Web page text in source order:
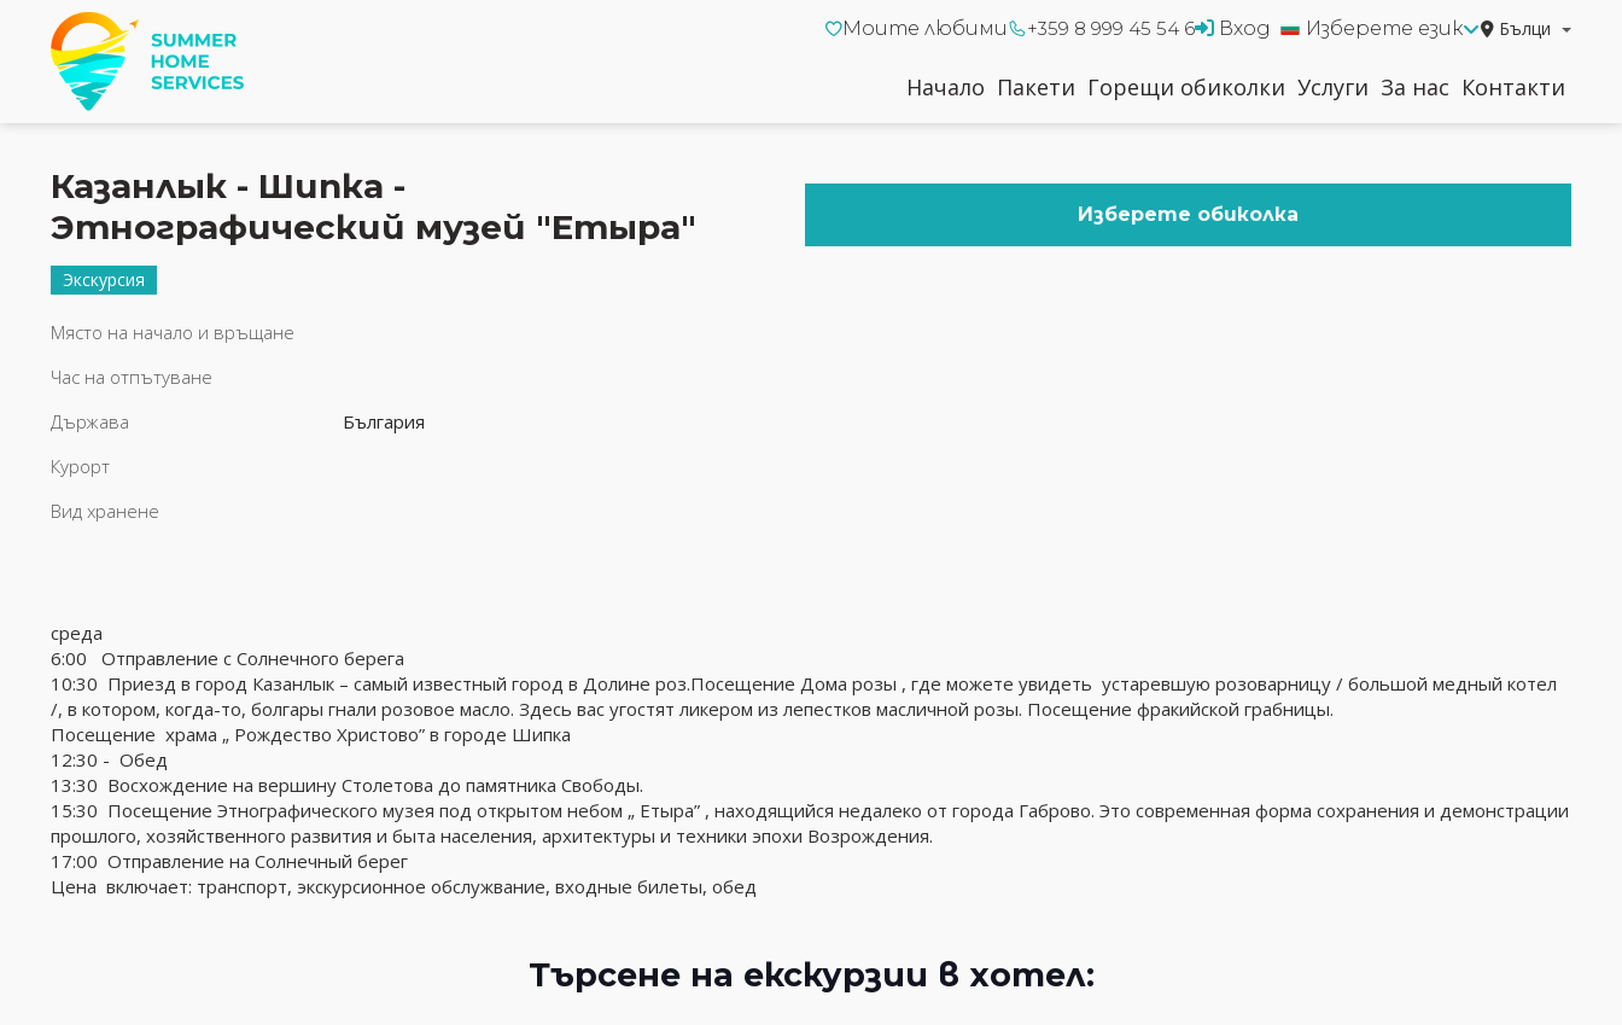
Моите любими +359 8 999 45 54 6 Вход Изберете език Бълци
Начало Пакети Горещи обиколки Услуги За нас Контакти
Казанлык - Шипка -
Этнографический музей "Етыра"
Экскурсия
Място на начало и връщане
Час на отпътуване
Държава
България
Курорт
Вид хранене
Изберете обиколка
среда
6:00 Отправление с Солнечного берега
10:30 Приезд в город Казанлык – самый известный город в Долине роз.Посещение Дома розы , где можете увидеть устаревшую розоварницу / большой медный котел
/, в котором, когда-то, болгары гнали розовое масло. Здесь вас угостят ликером из лепестков масличной розы. Посещение фракийской грабницы.
Посещение храма „ Рождество Христово” в городе Шипка
12:30 - Обед
13:30 Восхождение на вершину Столетова до памятника Свободы.
15:30 Посещение Этнографического музея под открытом небом „ Етыра” , находящийся недалеко от города Габрово. Это современная форма сохранения и демонстрации
прошлого, хозяйственного развития и быта населения, архитектуры и техники эпохи Возрождения.
17:00 Отправление на Солнечный берег
Цена включает: транспорт, экскурсионное обслужвание, входные билеты, обед
Търсене на екскурзии в хотел: